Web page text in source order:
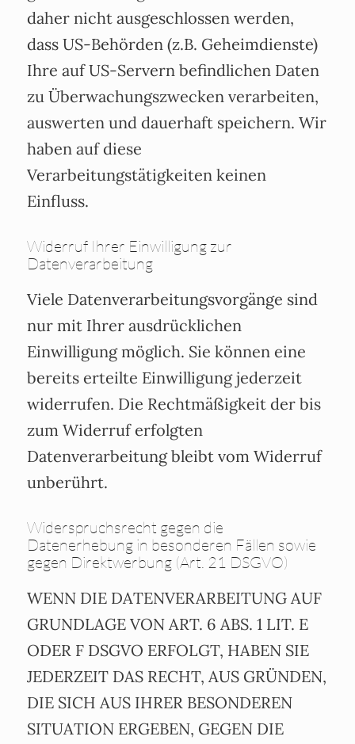
daher nicht ausgeschlossen werden,
dass US-Behörden (z.B. Geheimdienste)
Ihre auf US-Servern befindlichen Daten
zu Überwachungszwecken verarbeiten,
auswerten und dauerhaft speichern. Wir
haben auf diese
Verarbeitungstätigkeiten keinen
Einfluss.
Widerruf Ihrer Einwilligung zur
Datenverarbeitung
Viele Datenverarbeitungsvorgänge sind
nur mit Ihrer ausdrücklichen
Einwilligung möglich. Sie können eine
bereits erteilte Einwilligung jederzeit
widerrufen. Die Rechtmäßigkeit der bis
zum Widerruf erfolgten
Datenverarbeitung bleibt vom Widerruf
unberührt.
Widerspruchsrecht gegen die
Datenerhebung in besonderen Fällen sowie
gegen Direktwerbung (Art. 21 DSGVO)
WENN DIE DATENVERARBEITUNG AUF
GRUNDLAGE VON ART. 6 ABS. 1 LIT. E
ODER F DSGVO ERFOLGT, HABEN SIE
JEDERZEIT DAS RECHT, AUS GRÜNDEN,
DIE SICH AUS IHRER BESONDEREN
SITUATION ERGEBEN, GEGEN DIE